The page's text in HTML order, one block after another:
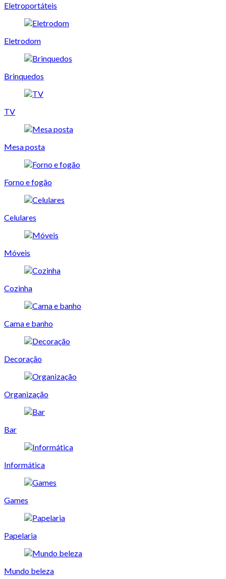
Eletroportáteis
Eletrodom
Brinquedos
TV
Mesa posta
Forno e fogão
Celulares
Móveis
Cozinha
Cama e banho
Decoração
Organização
Bar
Informática
Games
Papelaria
Mundo beleza